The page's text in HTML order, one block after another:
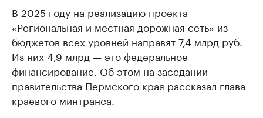
В 2025 году на реализацию проекта
«Региональная и местная дорожная сеть» из
бюджетов всех уровней направят 7,4 млрд руб.
Из них 4,9 млрд — это федеральное
финансирование. Об этом на заседании
правительства Пермского края рассказал глава
краевого минтранса.